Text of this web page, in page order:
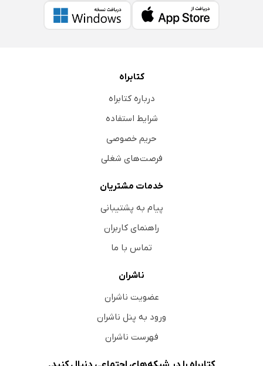
کتابراه
درباره کتابراه
شرایط استفاده
حریم خصوصی
فرصت‌های شغلی
خدمات مشتریان
پیام به پشتیبانی
راهنمای کاربران
تماس با ما
ناشران
عضویت ناشران
ورود به پنل ناشران
فهرست ناشران